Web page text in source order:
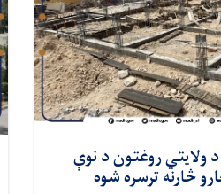
ولایتي روغتون د نوې
څارنه ترسره شوه